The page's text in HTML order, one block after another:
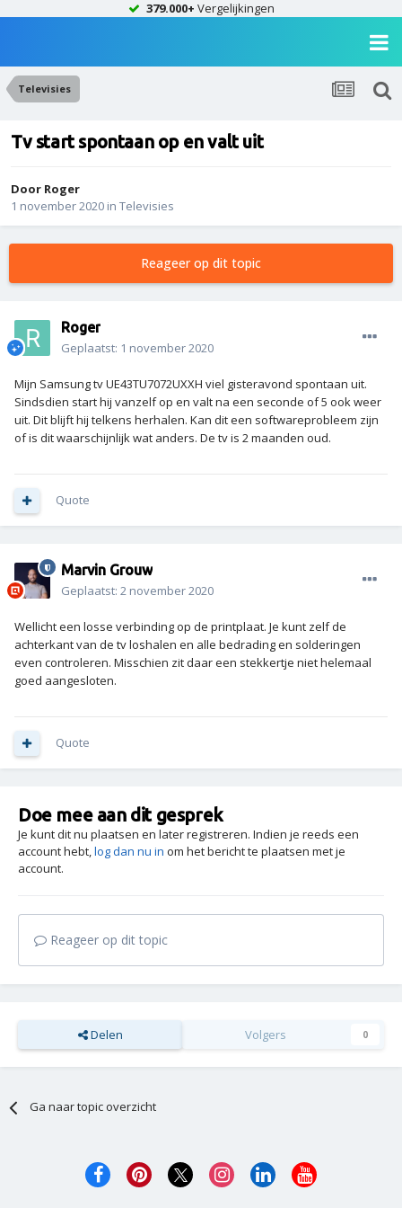
379.000+ Vergelijkingen
Televisies
Tv start spontaan op en valt uit
Door Roger
1 november 2020 in Televisies
Reageer op dit topic
Roger
Geplaatst: 1 november 2020
Mijn Samsung tv UE43TU7072UXXH viel gisteravond spontaan uit.
Sindsdien start hij vanzelf op en valt na een seconde of 5 ook weer
uit. Dit blijft hij telkens herhalen. Kan dit een softwareprobleem zijn
of is dit waarschijnlijk wat anders. De tv is 2 maanden oud.
Quote
Marvin Grouw
Geplaatst: 2 november 2020
Wellicht een losse verbinding op de printplaat. Je kunt zelf de
achterkant van de tv loshalen en alle bedrading en solderingen
even controleren. Misschien zit daar een stekkertje niet helemaal
goed aangesloten.
Quote
Doe mee aan dit gesprek
Je kunt dit nu plaatsen en later registreren. Indien je reeds een
account hebt,log dan nu in om het bericht te plaatsen met je
account.
Reageer op dit topic
Delen Volgers 0
Ga naar topic overzicht